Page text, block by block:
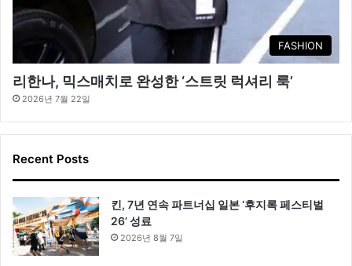
FASHION
리한나, 믹스매치로 완성한 ‘스트릿 럭셔리 룩’
2026년 7월 22일
Recent Posts
킨, 7년 연속 파트너십 일본 ‘후지록 페스티벌
26’ 성료
2026년 8월 7일